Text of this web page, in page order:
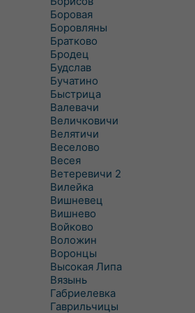
Боровая
Боровляны
Братково
Бродец
Будслав
Бучатино
Быстрица
Валевачи
Величковичи
Велятичи
Веселово
Весея
Ветеревичи 2
Вилейка
Вишневец
Вишнево
Войково
Воложин
Воронцы
Высокая Липа
Вязынь
Габриелевка
Гаврильчицы